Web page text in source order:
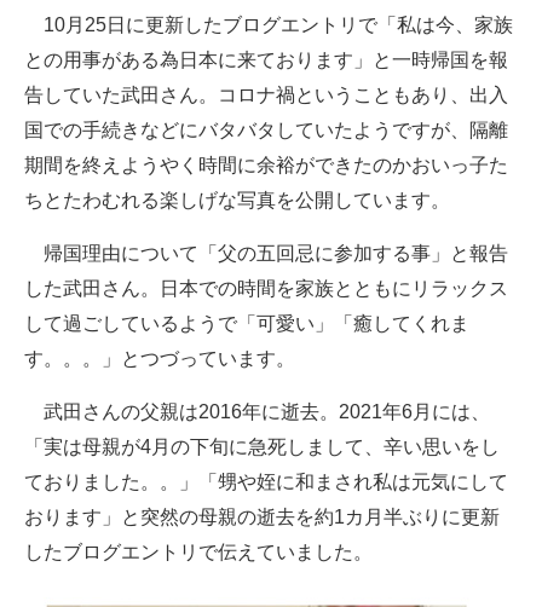
電子設計の基本と応用
エネルギーの専門メディア
建設×テクノロジーの最前線
10月25日に更新したブログエントリで「私は今、家族
との用事がある為日本に来ております」と一時帰国を報
告していた武田さん。コロナ禍ということもあり、出入
国での手続きなどにバタバタしていたようですが、隔離
期間を終えようやく時間に余裕ができたのかおいっ子た
ちとたわむれる楽しげな写真を公開しています。
帰国理由について「父の五回忌に参加する事」と報告
した武田さん。日本での時間を家族とともにリラックス
して過ごしているようで「可愛い」「癒してくれま
す。。。」とつづっています。
武田さんの父親は2016年に逝去。2021年6月には、
「実は母親が4月の下旬に急死しまして、辛い思いをし
ておりました。。」「甥や姪に和まされ私は元気にして
おります」と突然の母親の逝去を約1カ月半ぶりに更新
したブログエントリで伝えていました。